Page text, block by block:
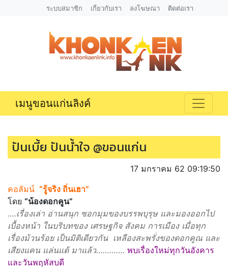
ระบบสมาชิก เกี่ยวกับเรา ลงโฆษณา ติดต่อเรา
เมนูขอนแก่นลิงค์
ปันเบี้ย ปันน้ำใจ @ขอนแก่น
17 มกราคม 62 09:19:50
คอลัมน์ “รู้จริง ถิ่นเฮา”
โดย “น้องดอกคูน”
….เรื่องเล่า อ่านสนุก ซอกมุมของบรรพบุรุษ และมองออกไป
เบื้องหน้า ในบริบทของ เศรษฐกิจ สังคม การเมือง เมื่อทุก
เรื่องม้วนร้อย เป็นมิติเดียวกัน เหลืองสะพรั่งของดอกคูณ และ
เสียงแคน แล่นแต้ มาแล้ว…………. พบเรื่องใหม่ทุกวันอังคาร
และวันพฤหัสบดี